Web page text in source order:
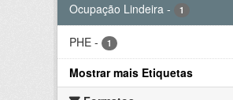
Ocupação Lindeira - 1
PHE - 1
Mostrar mais Etiquetas